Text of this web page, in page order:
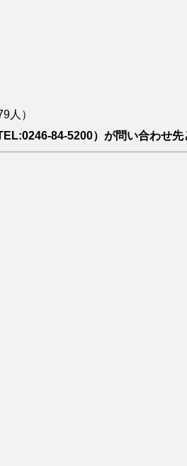
人）
84-5200）が問い合わせ先